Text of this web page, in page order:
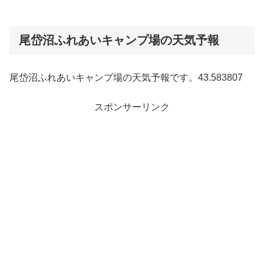
尾岱沼ふれあいキャンプ場の天気予報
尾岱沼ふれあいキャンプ場の天気予報です。43.583807
スポンサーリンク